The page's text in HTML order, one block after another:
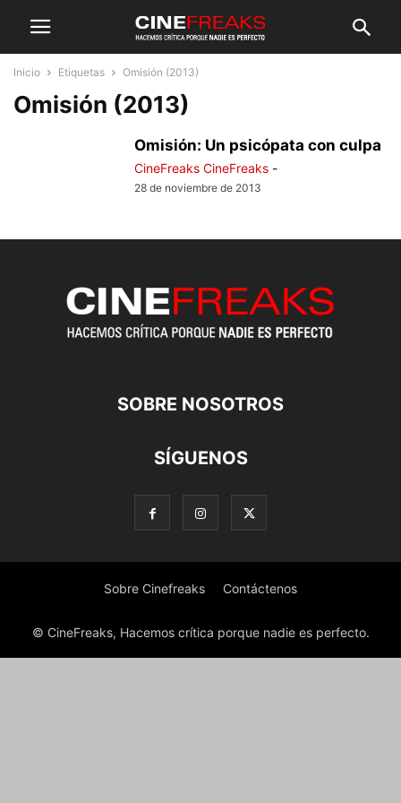
Inicio Etiquetas Omisión (2013)
Omisión (2013)
Omisión: Un psicópata con culpa
CineFreaks CineFreaks -
28 de noviembre de 2013
SOBRE NOSOTROS
SÍGUENOS
Sobre Cinefreaks Contáctenos
© CineFreaks, Hacemos crítica porque nadie es perfecto.